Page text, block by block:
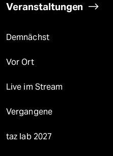
Veranstaltungen
Demnächst
Vor Ort
Live im Stream
Vergangene
taz lab 2027